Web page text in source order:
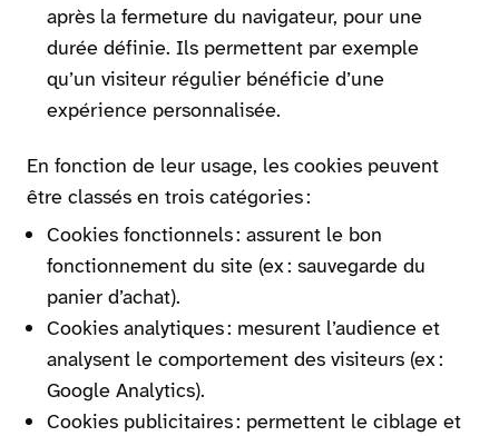
après la fermeture du navigateur, pour une
durée définie. Ils permettent par exemple
qu’un visiteur régulier bénéficie d’une
expérience personnalisée.
En fonction de leur usage, les cookies peuvent
être classés en trois catégories :
Cookies fonctionnels : assurent le bon
fonctionnement du site (ex : sauvegarde du
panier d’achat).
Cookies analytiques : mesurent l’audience et
analysent le comportement des visiteurs (ex :
Google Analytics).
Cookies publicitaires : permettent le ciblage et